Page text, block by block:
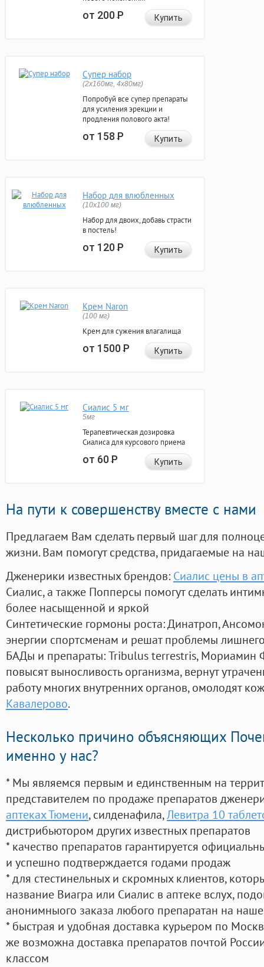
от 200Р Купить
Супер набор
(2х160мг, 4х80мг)
Попробуй все супер препараты
для усиления эрекции и
продления полового акта!
от 158Р Купить
Набор для влюбленных
(10х100 мг)
Набор для двоих, добавь страсти
в постель!
от 120Р Купить
Крем Naron
(100 мг)
Крем для сужения влагалища
от 1500Р Купить
Сиалис 5 мг
5мг
Терапевтическая дозировка
Сиалиса для курсового приема
от 60Р Купить
На пути к совершенству вместе с нами
Предлагаем Вам сделать первый шаг для
жизни. Вам помогут средства, придагаемые на
Дженерики известных брендов: Сиалис цены в
Сиалис, а также Попперсы помогут сделать
более насыщенной и яркой
Синтетические гормоны роста: Динатроп,
энергии спортсменам и решат проблемы
БАДы и препараты:Tribulus terrestris, Мориамин
повысят выносливость организма, вернут
работу многих внутренних органов, омолодят
Кавалерово.
Несколько причино объясняющих
именно у нас?
* Мы являемся первым и единственным на
представителем по продаже препаратов
аптеках Тюмени, силденафила,Левитра 10
дистрибьютором других известных препаратов
* качество препаратов гарантируется
и успешно подтверждается годами продаж
* для стестинельных и скромных клиентов,
название Виагра или Сиалис в аптеке вслух,
анонимныого заказа любого препаратан на
* быстрая и удобная доставка курьером по
же возможна доставка препаратов почтой
классом